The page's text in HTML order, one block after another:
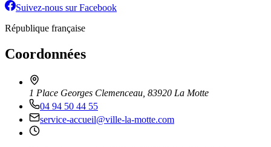
Suivez-nous sur Facebook
République française
Coordonnées
1 Place Georges Clemenceau, 83920 La Motte
04 94 50 44 55
service-accueil@ville-la-motte.com